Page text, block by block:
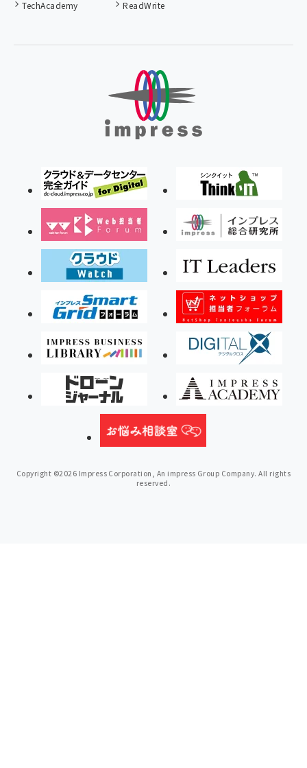
TechAcademy ReadWrite
Copyright ©2026 Impress Corporation, An impress Group Company. All rights
reserved.